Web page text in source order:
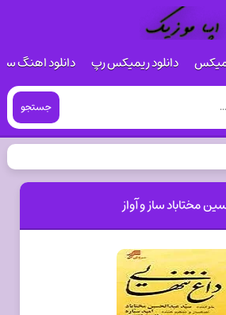
دانلود ریمیکس رپ دانلود اهنگ
جستجو
مختاباد ساز و آواز